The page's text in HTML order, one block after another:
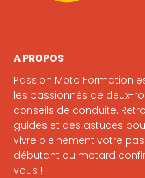
A PROPOS
Passion Moto Formation
les passionnés de deux-
conseils de conduite.
guides et des astuces
vivre pleinement votre
débutant ou motard
vous !